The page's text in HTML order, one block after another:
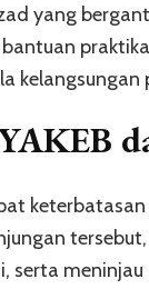
yang
serta